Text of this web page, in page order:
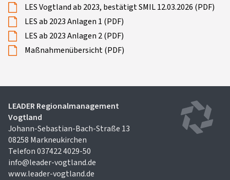
LES Vogtland ab 2023, bestätigt SMIL 12.03.2026 (PDF)
LES ab 2023 Anlagen 1 (PDF)
LES ab 2023 Anlagen 2 (PDF)
Maßnahmenübersicht (PDF)
LEADER Regionalmanagement
Vogtland
Johann-Sebastian-Bach-Straße 13
08258 Markneukirchen
Telefon 037422 4029-50
info@leader-vogtland.de
www.leader-vogtland.de